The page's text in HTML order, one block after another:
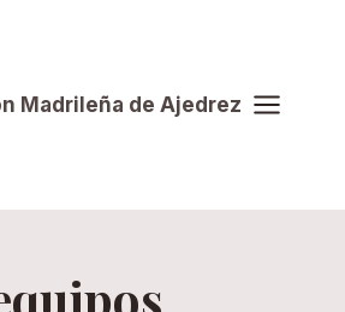
Madrileña de Ajedrez